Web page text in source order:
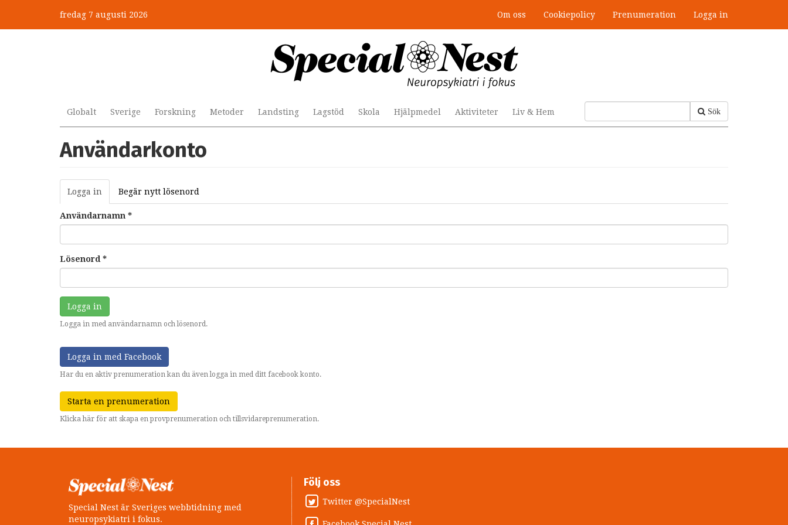
huvudinnehåll
fredag 7 augusti 2026 Om oss Cookiepolicy Prenumeration Logga in
Sök
Globalt Sverige Forskning Metoder Landsting Lagstöd Skola Hjälpmedel Aktiviteter Liv & Hem
Användarkonto
Primära
flikar
Logga in (aktiv
flik)
Begär nytt lösenord
Användarnamn *
Lösenord *
Logga in
Logga in med användarnamn och lösenord.
Logga in med Facebook
Har du en aktiv prenumeration kan du även logga in med ditt facebook konto.
Starta en prenumeration
Klicka här för att skapa en provprenumeration och tillsvidareprenumeration.
Special Nest är Sveriges webbtidning med
neuropsykiatri i fokus.
Följ oss
Twitter @SpecialNest